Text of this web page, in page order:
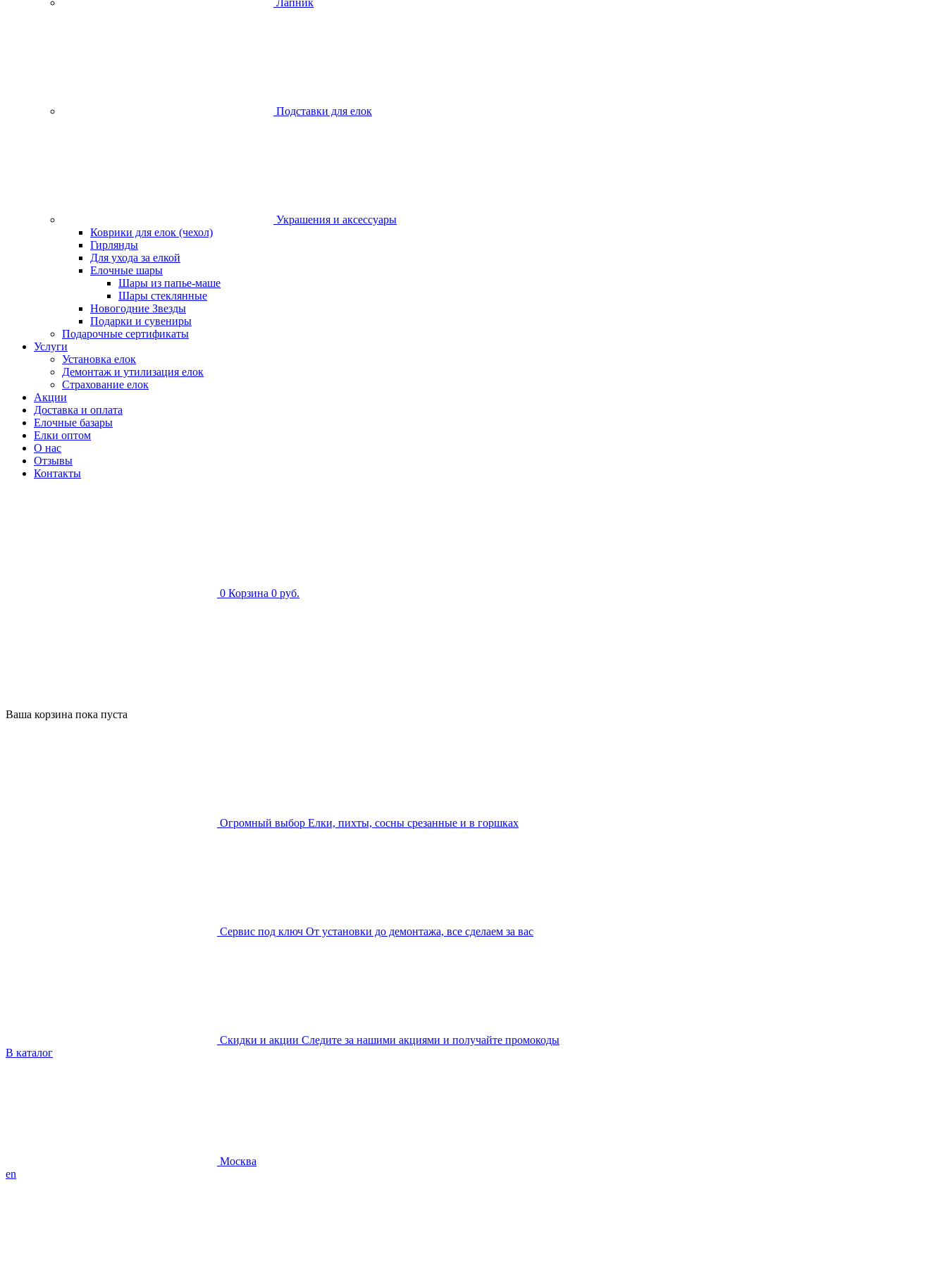
Лапник
Подставки для елок
Украшения и аксессуары
Коврики для елок (чехол)
Гирлянды
Для ухода за елкой
Елочные шары
Шары из папье-маше
Шары стеклянные
Новогодние Звезды
Подарки и сувениры
Подарочные сертификаты
Услуги
Установка елок
Демонтаж и утилизация елок
Страхование елок
Акции
Доставка и оплата
Елочные базары
Елки оптом
О нас
Отзывы
Контакты
0 Корзина 0 руб.
Ваша корзина пока пуста
Огромный выбор Елки, пихты, сосны срезанные и в горшках
Сервис под ключ От установки до демонтажа, все сделаем за вас
Скидки и акции Следите за нашими акциями и получайте промокоды
В каталог
Москва
en